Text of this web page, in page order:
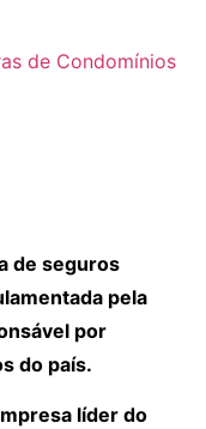
de Condomínios
de seguros
pela
por
do país.
líder do